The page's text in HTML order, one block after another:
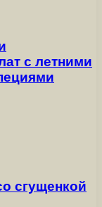
с летними
сгущенкой